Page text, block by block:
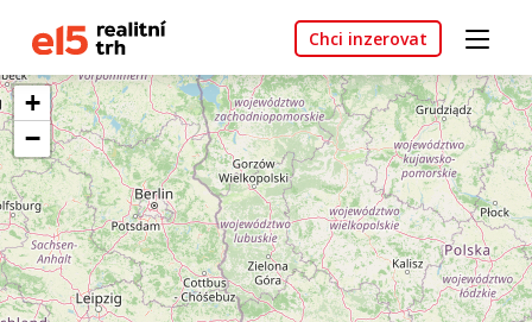
Chci inzerovat
+
−